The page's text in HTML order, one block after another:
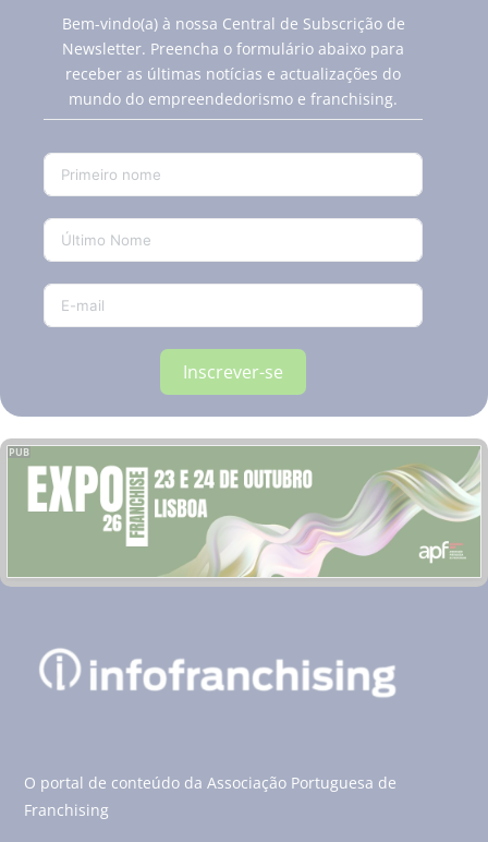
Bem-vindo(a) à nossa Central de Subscrição de
Newsletter. Preencha o formulário abaixo para
receber as últimas notícias e actualizações do
mundo do empreendedorismo e franchising.
Inscrever-se
PUB
O portal de conteúdo da Associação Portuguesa de
Franchising